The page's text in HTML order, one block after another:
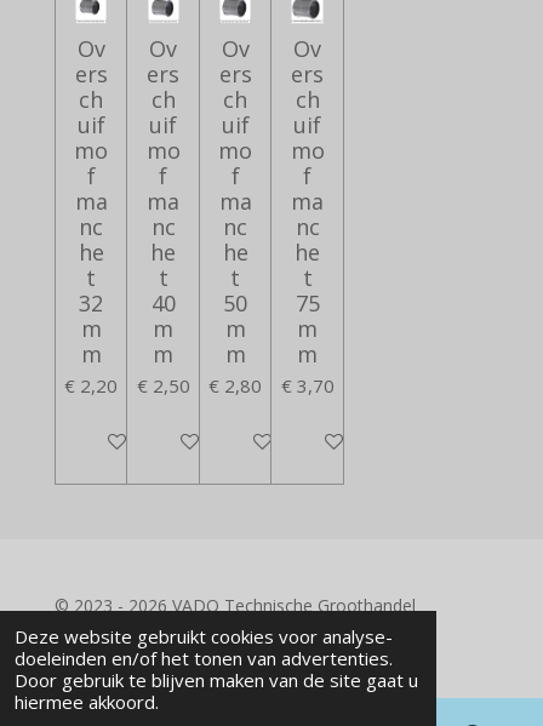
Deze website gebruikt cookies voor analyse-
doeleinden en/of het tonen van advertenties.
Door gebruik te blijven maken van de site gaat u
hiermee akkoord.
Ov
ers
ch
uif
mo
f
ma
nc
he
t
32
m
m
€ 2,20
In winkelwagen
Ov
ers
ch
uif
mo
f
ma
nc
he
t
40
m
m
€ 2,50
In winkelwagen
Ov
ers
ch
uif
mo
f
ma
nc
he
t
50
m
m
€ 2,80
In winkelwagen
Ov
ers
ch
uif
mo
f
ma
nc
he
t
75
m
m
€ 3,70
In winkelwagen
© 2023 - 2026 VADO Technische Groothandel
Powered byJouwWeb